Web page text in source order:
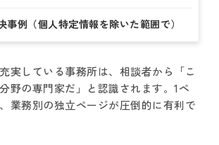
事例（個人特定情報を除いた範囲で）
実している事務所は、相談者から「こ
野の専門家だ」と認識されます。1ペ
業務別の独立ページが圧倒的に有利で